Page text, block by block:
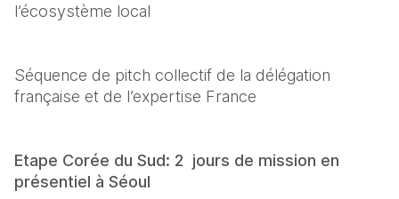
l’écosystème local
Séquence de pitch collectif de la délégation
française et de l’expertise France
Etape Corée du Sud: 2  jours de mission en
présentiel à Séoul